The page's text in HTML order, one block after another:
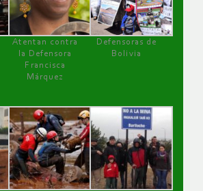
Atentan contra
la Defensora
Francisca
Márquez
Defensoras de
Bolivia